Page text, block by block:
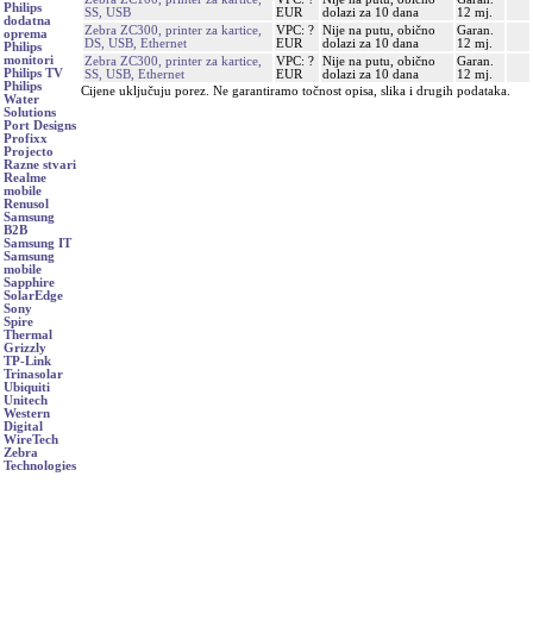
Philips
dodatna
oprema
Philips
monitori
Philips TV
Philips
Water
Solutions
Port Designs
Profixx
Projecto
Razne stvari
Realme
mobile
Renusol
Samsung
B2B
Samsung IT
Samsung
mobile
Sapphire
SolarEdge
Sony
Spire
Thermal
Grizzly
TP-Link
Trinasolar
Ubiquiti
Unitech
Western
Digital
WireTech
Zebra
Technologies
SS, USB
EUR
dolazi za 10 dana
12 mj.
Zebra ZC300, printer za kartice,
DS, USB, Ethernet
VPC: ?
EUR
Nije na putu, obično
dolazi za 10 dana
Garan.
12 mj.
Zebra ZC300, printer za kartice,
SS, USB, Ethernet
VPC: ?
EUR
Nije na putu, obično
dolazi za 10 dana
Garan.
12 mj.
Cijene uključuju porez. Ne garantiramo točnost opisa, slika i drugih podataka.